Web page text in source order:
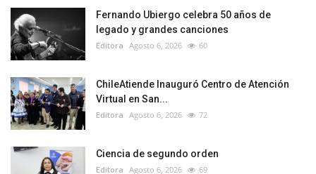
Fernando Ubiergo celebra 50 años de
legado y grandes canciones
Editora Agosto 6, 2026 60
ChileAtiende Inauguró Centro de Atención
Virtual en San...
Editora Agosto 6, 2026 72
Ciencia de segundo orden
Editora Agosto 6, 2026 69